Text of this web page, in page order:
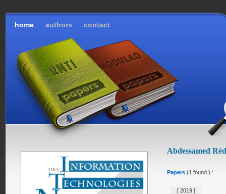
home authors contact
Abdessamed
Papers (1 found.) :
[ 2019 ]